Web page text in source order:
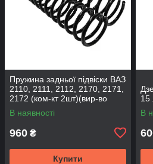
Пружина задньої підвіски ВАЗ
2110, 2111, 2112, 2170, 2171,
2172 (ком-кт 2шт)(вир-во
SKADI)
В наявності
960 ₴
Купити
15
В